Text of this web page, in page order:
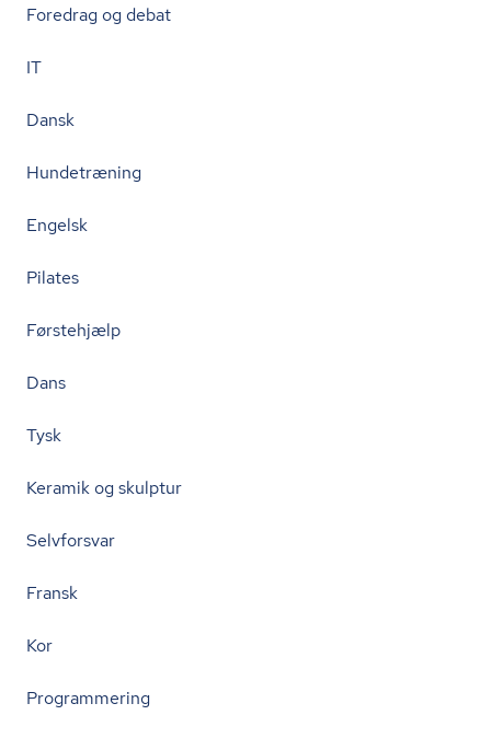
Foredrag og debat
IT
Dansk
Hundetræning
Engelsk
Pilates
Førstehjælp
Dans
Tysk
Keramik og skulptur
Selvforsvar
Fransk
Kor
Programmering